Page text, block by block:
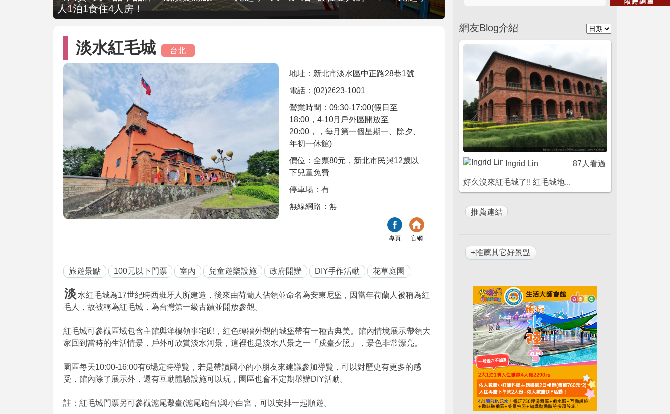
人1泊1食住4人房！
淡水紅毛城 台北
地址：新北市淡水區中正路28巷1號
電話：(02)2623-1001
營業時間：09:30-17:00(假日至
18:00，4-10月戶外區開放至
20:00，，每月第一個星期一、除夕、
年初一休館)
價位：全票80元，新北市民與12歲以
下兒童免費
停車場：有
無線網路：無
專頁 官網
旅遊景點 100元以下門票 室內 兒童遊樂設施 政府開辦 DIY手作活動 花草庭園
淡 水紅毛城為17世紀時西班牙人所建造，後來由荷蘭人佔領並命名為安東尼堡，因當年荷蘭人被稱為紅
毛人，故被稱為紅毛城，為台灣第一級古蹟並開放參觀。
紅毛城可參觀區域包含主館與洋樓領事宅邸，紅色磚牆外觀的城堡帶有一種古典美。館內情境展示帶領大
家回到當時的生活情景，戶外可欣賞淡水河景，這裡也是淡水八景之一「戍臺夕照」，景色非常漂亮。
園區每天10:00-16:00有6場定時導覽，若是帶讀國小的小朋友來建議參加導覽，可以對歷史有更多的感
受，館內除了展示外，還有互動體驗設施可以玩，園區也會不定期舉辦DIY活動。
註：紅毛城門票另可參觀滬尾礮臺(滬尾砲台)與小白宮，可以安排一起順遊。
網友Blog介紹
Ingrid Lin 87人看過
好久沒來紅毛城了!! 紅毛城地...
+推薦其它好景點